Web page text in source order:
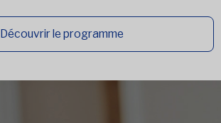
Découvrir le programme